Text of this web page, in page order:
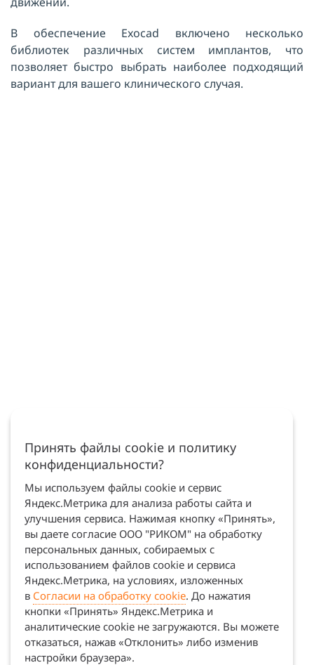
В обеспечение Exocad включено несколько
библиотек различных систем имплантов, что
позволяет быстро выбрать наиболее подходящий
вариант для вашего клинического случая.
Принять файлы cookie и политику
конфиденциальности?
Мы используем файлы cookie и сервис
Яндекс.Метрика для анализа работы сайта и
улучшения сервиса. Нажимая кнопку «Принять»,
вы даете согласие ООО "РИКОМ" на обработку
персональных данных, собираемых с
использованием файлов cookie и сервиса
Яндекс.Метрика, на условиях, изложенных
в Согласии на обработку cookie. До нажатия
кнопки «Принять» Яндекс.Метрика и
аналитические cookie не загружаются. Вы можете
отказаться, нажав «Отклонить» либо изменив
настройки браузера».